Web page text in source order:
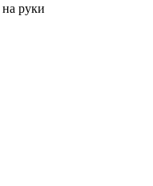
на руки